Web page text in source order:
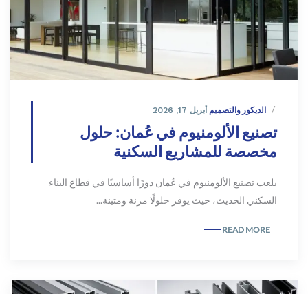
الديكور والتصميم أبريل 17, 2026
تصنيع الألومنيوم في عُمان: حلول
مخصصة للمشاريع السكنية
يلعب تصنيع الألومنيوم في عُمان دورًا أساسيًا في قطاع البناء
السكني الحديث، حيث يوفر حلولًا مرنة ومتينة...
READ MORE